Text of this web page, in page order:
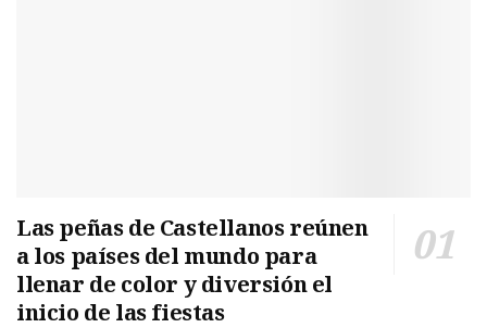
Las peñas de Castellanos reúnen
a los países del mundo para
llenar de color y diversión el
inicio de las fiestas